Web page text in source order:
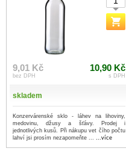
9,01 Kč
bez DPH
10,90 Kč
s DPH
skladem
Konzervárenské sklo - láhev na lihoviny,
medovinu, džusy a šťávy. Prodej i
jednotlivých kusů. Při nákupu vet čího počtu
lahví jsi prosím nezapomeňte ... ...více